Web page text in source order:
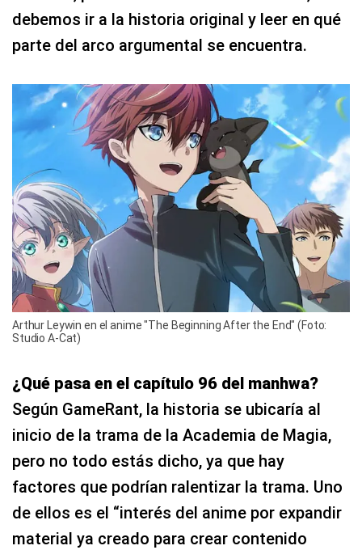
debemos ir a la historia original y leer en qué
parte del arco argumental se encuentra.
Arthur Leywin en el anime "The Beginning After the End" (Foto:
Studio A-Cat)
¿Qué pasa en el capítulo 96 del manhwa?
Según GameRant, la historia se ubicaría al
inicio de la trama de la Academia de Magia,
pero no todo estás dicho, ya que hay
factores que podrían ralentizar la trama. Uno
de ellos es el “interés del anime por expandir
material ya creado para crear contenido